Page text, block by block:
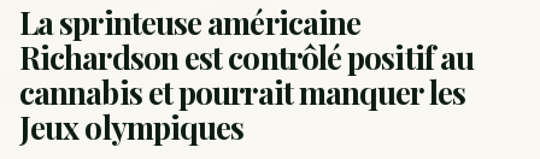
SUGGESTIONS POPULAIRES
Une nouvelle étude montre que la vaporisation du
cannabis réduit de 99…
La sprinteuse américaine
Richardson est contrôlé positif au
cannabis et pourrait manquer les
Jeux olympiques